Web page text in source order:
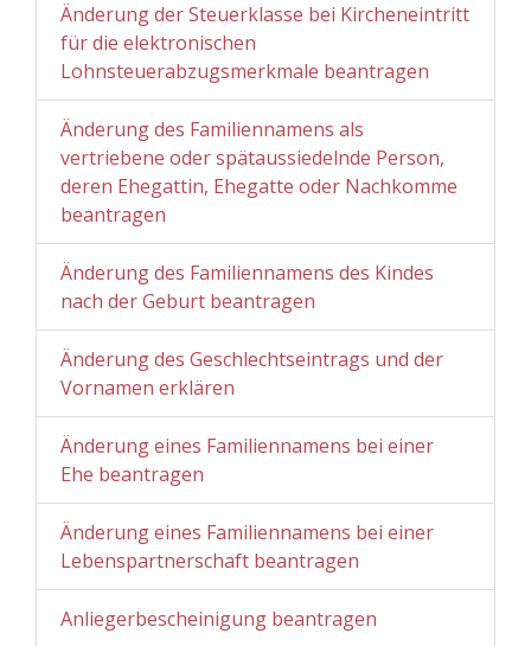
Änderung der Steuerklasse bei Kircheneintritt
für die elektronischen
Lohnsteuerabzugsmerkmale beantragen
Änderung des Familiennamens als
vertriebene oder spätaussiedelnde Person,
deren Ehegattin, Ehegatte oder Nachkomme
beantragen
Änderung des Familiennamens des Kindes
nach der Geburt beantragen
Änderung des Geschlechtseintrags und der
Vornamen erklären
Änderung eines Familiennamens bei einer
Ehe beantragen
Änderung eines Familiennamens bei einer
Lebenspartnerschaft beantragen
Anliegerbescheinigung beantragen